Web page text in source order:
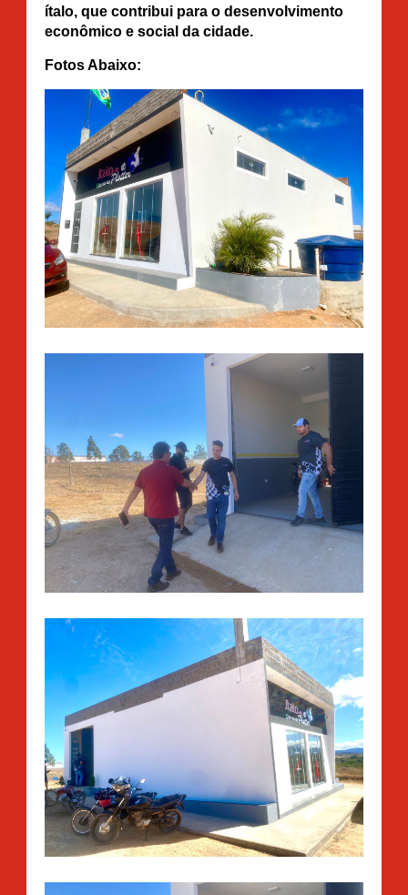
ítalo, que contribui para o desenvolvimento
econômico e social da cidade.
Fotos Abaixo: